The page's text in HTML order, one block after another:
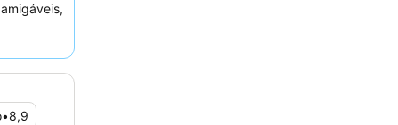
Para
•8,9